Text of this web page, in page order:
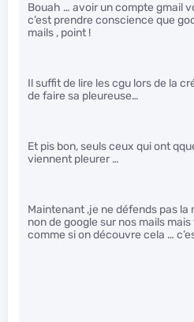
Bouah … avoir un compte gmail
c’est prendre conscience que
mails , point !
Il suffit de lire les cgu lors de la
de faire sa pleureuse…
Et pis bon, seuls ceux qui ont
viennent pleurer …
Maintenant ,je ne défends pas la
non de google sur nos mails
comme si on découvre cela …